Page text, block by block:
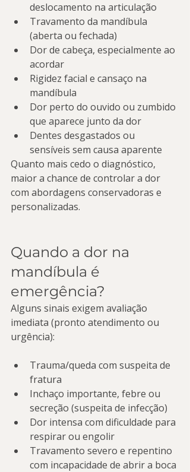
deslocamento na articulação
Travamento da mandíbula
(aberta ou fechada)
Dor de cabeça, especialmente ao
acordar
Rigidez facial e cansaço na
mandíbula
Dor perto do ouvido ou zumbido
que aparece junto da dor
Dentes desgastados ou
sensíveis sem causa aparente
Quanto mais cedo o diagnóstico,
maior a chance de controlar a dor
com abordagens conservadoras e
personalizadas.
Quando a dor na
mandíbula é
emergência?
Alguns sinais exigem avaliação
imediata (pronto atendimento ou
urgência):
Trauma/queda com suspeita de
fratura
Inchaço importante, febre ou
secreção (suspeita de infecção)
Dor intensa com dificuldade para
respirar ou engolir
Travamento severo e repentino
com incapacidade de abrir a boca